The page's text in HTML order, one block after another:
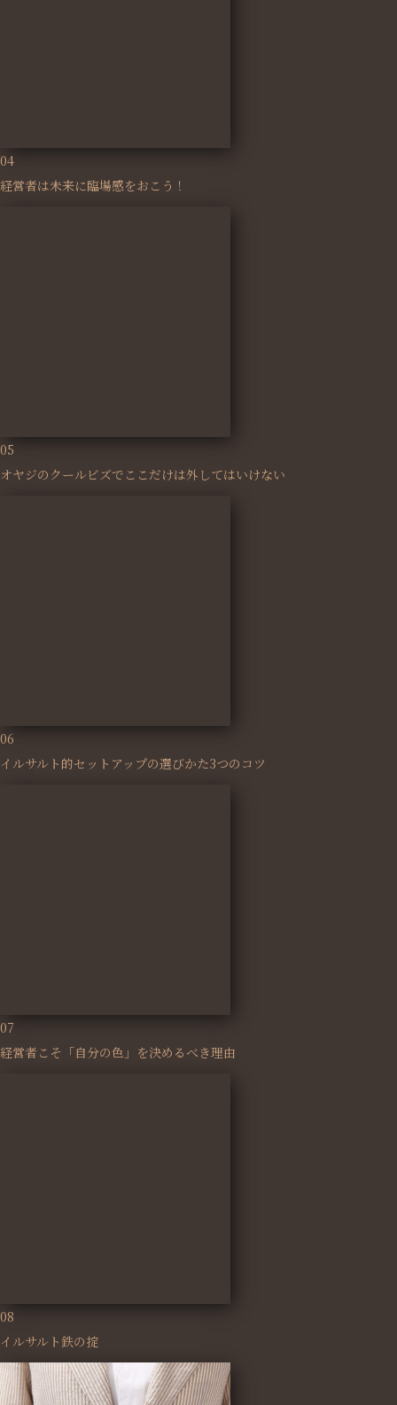
04
経営者は未来に臨場感をおこう！
05
オヤジのクールビズでここだけは外してはいけない
06
イルサルト的セットアップの選びかた3つのコツ
07
経営者こそ「自分の色」を決めるべき理由
08
イルサルト鉄の掟